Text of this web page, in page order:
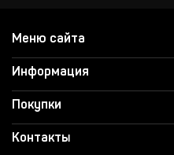
Меню сайта
Информация
Покупки
Контакты